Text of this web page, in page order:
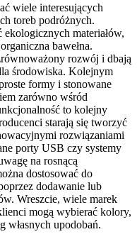
wiele interesujących
toreb podróżnych.
ekologicznych materiałów,
bawełna.
rozwój i dbają
środowiska. Kolejnym
formy i stonowane
zarówno wśród
to kolejny
starają się tworzyć
rozwiązaniami
porty USB czy systemy
na rosnącą
dostosować do
dodawanie lub
Wreszcie, wiele marek
mogą wybierać kolory,
własnych upodobań.